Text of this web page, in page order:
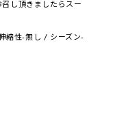
し頂きましたらスー
縮性-無し / シーズン-